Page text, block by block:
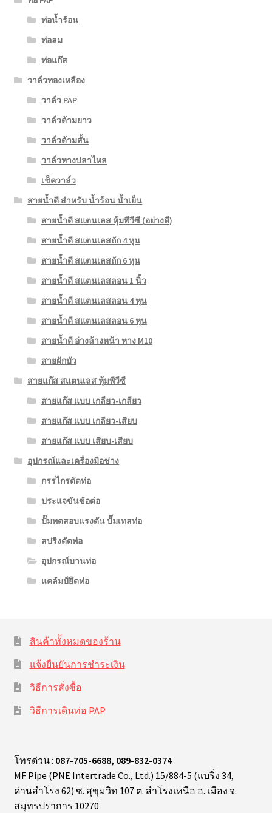
ท่อน้ำร้อน
ท่อลม
ท่อแก๊ส
วาล์วทองเหลือง
วาล์ว PAP
วาล์วด้ามยาว
วาล์วด้ามสั้น
วาล์วหางปลาไหล
เช็ควาล์ว
สายน้ำดี สำหรับ น้ำร้อน น้ำเย็น
สายน้ำดี สแตนเลส หุ้มพีวีซี (อย่างดี)
สายน้ำดี สแตนเลสถัก 4 หุน
สายน้ำดี สแตนเลสถัก 6 หุน
สายน้ำดี สแตนเลสลอน 1 นิ้ว
สายน้ำดี สแตนเลสลอน 4 หุน
สายน้ำดี สแตนเลสลอน 6 หุน
สายน้ำดี อ่างล้างหน้า หาง M10
สายฝักบัว
สายแก๊ส สแตนเลส หุ้มพีวีซี
สายแก๊ส แบบ เกลียว-เกลียว
สายแก๊ส แบบ เกลียว-เสียบ
สายแก๊ส แบบ เสียบ-เสียบ
อุปกรณ์และเครื่องมือช่าง
กรรไกรตัดท่อ
ประแจขันข้อต่อ
ปั๊มทดสอบแรงดัน ปั๊มเทสท่อ
สปริงดัดท่อ
อุปกรณ์บานท่อ
แคล้มป์ยึดท่อ
สินค้าทั้งหมดของร้าน
แจ้งยืนยันการชำระเงิน
วิธีการสั่งซื้อ
วิธีการเดินท่อ PAP
โทรด่วน : 087-705-6688, 089-832-0374
MF Pipe (PNE Intertrade Co., Ltd.) 15/884-5 (แบริ่ง 34,
ด่านสำโรง 62) ซ. สุขุมวิท 107 ต. สำโรงเหนือ อ. เมือง จ.
สมุทรปราการ 10270